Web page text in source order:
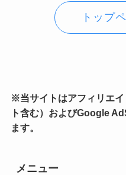
トップ
※当サイトはアフィリエ
ト含む）およびGoogle
ます。
メニュー